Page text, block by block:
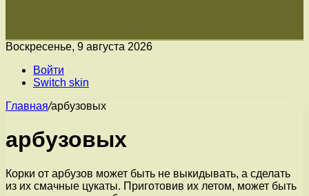
Воскресенье, 9 августа 2026
Войти
Switch skin
Главная/арбузовых
арбузовых
Корки от арбузов может быть не выкидывать, а сделать
из их смачные цукаты. Приготовив их летом, может быть